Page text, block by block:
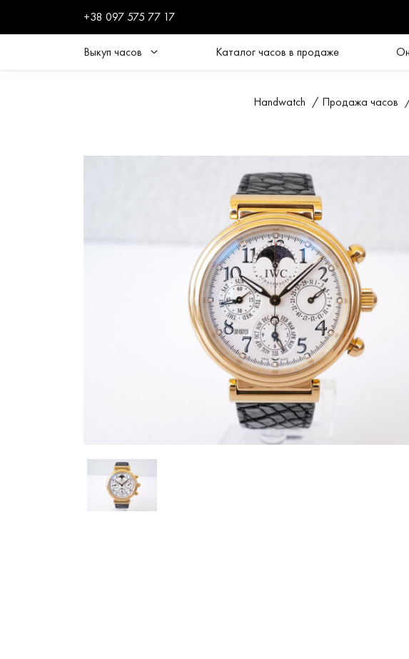
+38 097 575 77 17
Выкуп часов Каталог часов в продаже
Handwatch / Продажа часов